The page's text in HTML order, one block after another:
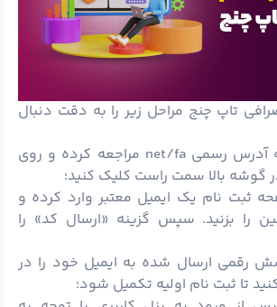
تاپ چنج مراحل زیر را به دقت دنبال
: به آدرس رسمی net/fa مراجعه کرده و روی
گوشه بالا سمت راست کلیک کنید؛
ثبت نام یک ایمیل معتبر وارد کرده و
را بزنید. سپس گزینه «ارسال کد» را
رقمی ارسال شده به ایمیل خود را در
تا ثبت نام اولیه تکمیل شود؛